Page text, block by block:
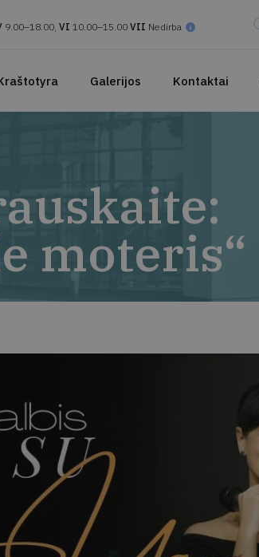
9.00–18.00, VI 10.00–15.00 VII Nedirba
Galerijos Kontaktai
moteris“